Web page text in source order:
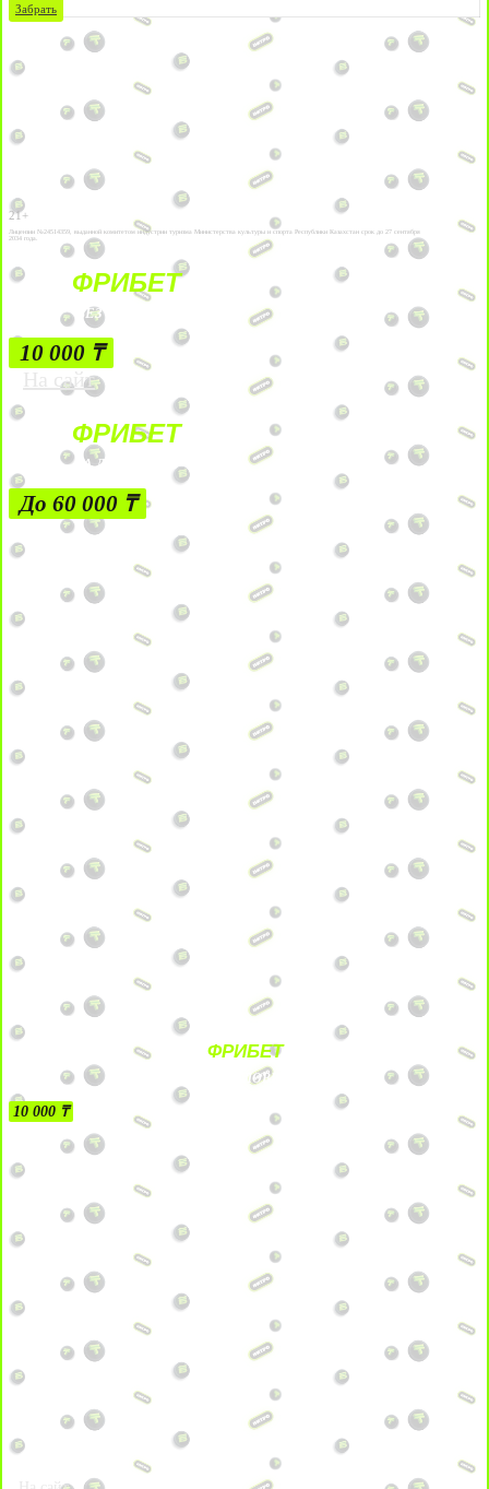
Забрать
21+
Лицензии №24514359, выданной комитетом индустрии туризма Министерства культуры и спорта Республики Казахстан срок до 27 сентября
2034 года.
ФРИБЕТ
БЕЗ УСЛОВИЙ
10 000 ₸
На сайт
ФРИБЕТ
ЗА ДЕПОЗИТЫ
До 60 000 ₸
ФРИБЕТ
БЕЗ УСЛОВИЙ
10 000 ₸